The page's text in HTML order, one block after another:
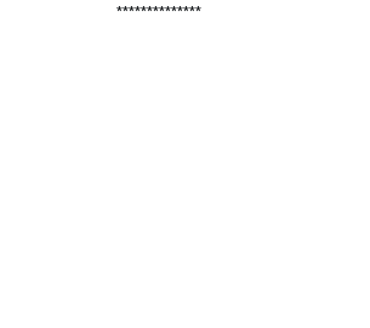
**************